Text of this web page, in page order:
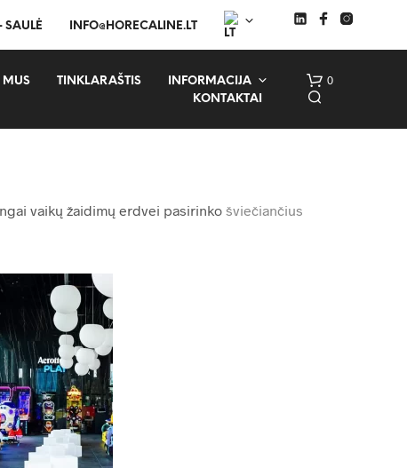
SAULĖ INFO@HORECALINE.LT
MUS TINKLARAŠTIS
INFORMACIJA
KONTAKTAI
0
vaikų žaidimų erdvei pasirinkošviečiančius